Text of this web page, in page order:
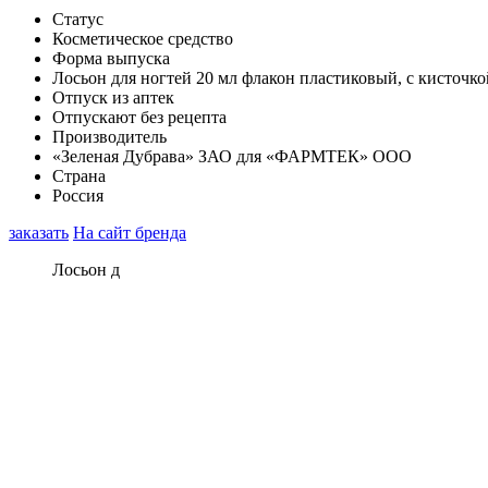
Статус
Косметическое средство
Форма выпуска
Лосьон для ногтей 20 мл флакон пластиковый, с
Отпуск из аптек
Отпускают без рецепта
Производитель
«Зеленая Дубрава» ЗАО для «ФАРМТЕК» ООО
Страна
Россия
заказать На сайт бренда
Лосьон д